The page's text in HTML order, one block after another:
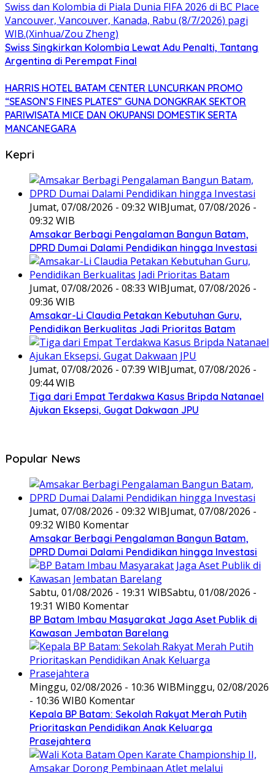
Swiss Singkirkan Kolombia Lewat Adu Penalti, Tantang
Argentina di Perempat Final
HARRIS HOTEL BATAM CENTER LUNCURKAN PROMO
“SEASON’S FINES PLATES” GUNA DONGKRAK SEKTOR
PARIWISATA MICE DAN OKUPANSI DOMESTIK SERTA
MANCANEGARA
Kepri
Jumat, 07/08/2026 - 09:32 WIBJumat, 07/08/2026 -
09:32 WIB
Amsakar Berbagi Pengalaman Bangun Batam,
DPRD Dumai Dalami Pendidikan hingga Investasi
Jumat, 07/08/2026 - 08:33 WIBJumat, 07/08/2026 -
09:36 WIB
Amsakar-Li Claudia Petakan Kebutuhan Guru,
Pendidikan Berkualitas Jadi Prioritas Batam
Jumat, 07/08/2026 - 07:39 WIBJumat, 07/08/2026 -
09:44 WIB
Tiga dari Empat Terdakwa Kasus Bripda Natanael
Ajukan Eksepsi, Gugat Dakwaan JPU
Popular News
Jumat, 07/08/2026 - 09:32 WIBJumat, 07/08/2026 -
09:32 WIB0 Komentar
Amsakar Berbagi Pengalaman Bangun Batam,
DPRD Dumai Dalami Pendidikan hingga Investasi
Sabtu, 01/08/2026 - 19:31 WIBSabtu, 01/08/2026 -
19:31 WIB0 Komentar
BP Batam Imbau Masyarakat Jaga Aset Publik di
Kawasan Jembatan Barelang
Minggu, 02/08/2026 - 10:36 WIBMinggu, 02/08/2026
- 10:36 WIB0 Komentar
Kepala BP Batam: Sekolah Rakyat Merah Putih
Prioritaskan Pendidikan Anak Keluarga
Prasejahtera